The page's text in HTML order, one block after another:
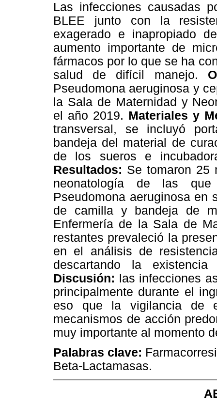
Las infecciones causadas
BLEE junto con la
exagerado e inapropiado
aumento importante de
fármacos por lo que se ha
salud de difícil manejo.
Pseudomona aeruginosa y
la Sala de Maternidad y
el año 2019. Materiales y
transversal, se incluyó
bandeja del material de
de los sueros e
Resultados: Se tomaron 25
neonatología de las
Pseudomona aeruginosa en
de camilla y bandeja de
Enfermería de la Sala de
restantes prevaleció la
en el análisis de
descartando la
Discusión:
las infecciones
principalmente durante el
eso que la vigilancia de
mecanismos de acción
muy importante al momento
Palabras clave:
Beta-Lactamasas.